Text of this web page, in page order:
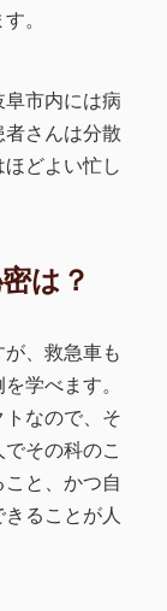
。
市内には病
者さんは分散
どよい忙し
は？
、救急車も
学べます。
トなので、そ
その科のこ
と、かつ自
ることが人